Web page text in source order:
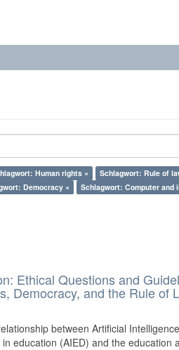
Human rights ×
Schlagwort: Rule of
Democracy ×
Schlagwort: Computer and
Ethical Questions and
Democracy, and the Rule of
between Artificial
education (AIED) and the education